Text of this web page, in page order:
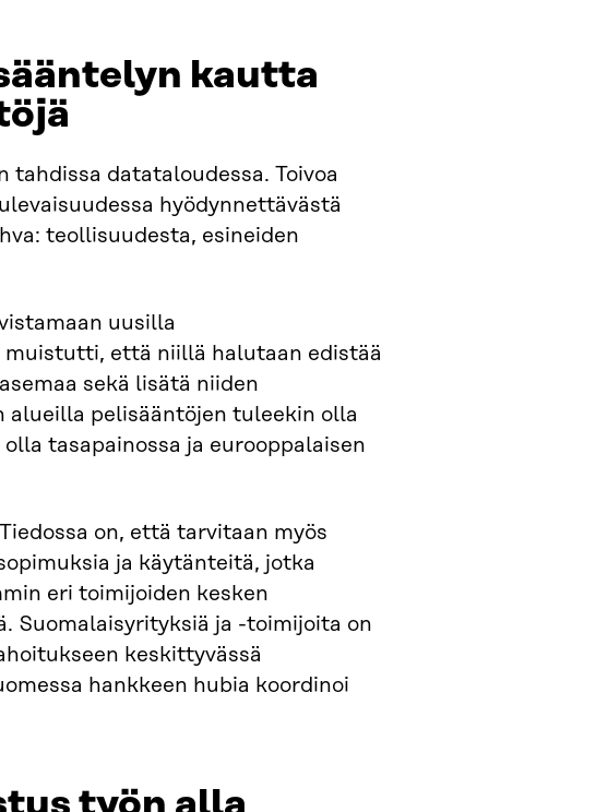
kautta
tahdissa datataloudessa. Toivoa
hyödynnettävästä
teollisuudesta, esineiden
uusilla
muistutti, että niillä halutaan edistää
sekä lisätä niiden
alueilla pelisääntöjen tuleekin olla
tasapainossa ja eurooppalaisen
on, että tarvitaan myös
ja käytänteitä, jotka
eri toimijoiden kesken
Suomalaisyrityksiä ja -toimijoita on
keskittyvässä
hankkeen hubia koordinoi